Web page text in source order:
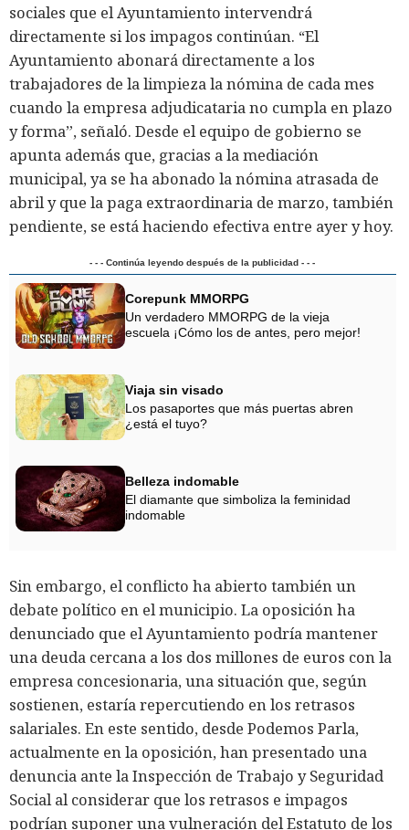
sociales que el Ayuntamiento intervendrá
directamente si los impagos continúan. “El
Ayuntamiento abonará directamente a los
trabajadores de la limpieza la nómina de cada mes
cuando la empresa adjudicataria no cumpla en plazo
y forma”, señaló. Desde el equipo de gobierno se
apunta además que, gracias a la mediación
municipal, ya se ha abonado la nómina atrasada de
abril y que la paga extraordinaria de marzo, también
pendiente, se está haciendo efectiva entre ayer y hoy.
- - - Continúa leyendo después de la publicidad - - -
Corepunk MMORPG
Un verdadero MMORPG de la vieja
escuela ¡Cómo los de antes, pero mejor!
Viaja sin visado
Los pasaportes que más puertas abren
¿está el tuyo?
Belleza indomable
El diamante que simboliza la feminidad
indomable
Sin embargo, el conflicto ha abierto también un
debate político en el municipio. La oposición ha
denunciado que el Ayuntamiento podría mantener
una deuda cercana a los dos millones de euros con la
empresa concesionaria, una situación que, según
sostienen, estaría repercutiendo en los retrasos
salariales. En este sentido, desde Podemos Parla,
actualmente en la oposición, han presentado una
denuncia ante la Inspección de Trabajo y Seguridad
Social al considerar que los retrasos e impagos
podrían suponer una vulneración del Estatuto de los